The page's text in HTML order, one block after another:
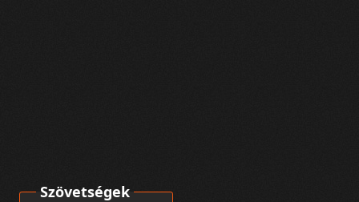
Szövetségek